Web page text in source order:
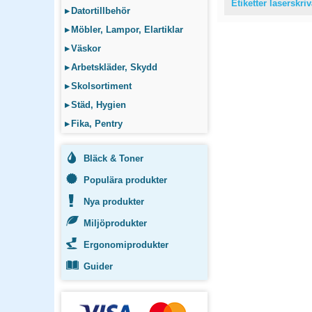
▸ Datortillbehör
▸ Möbler, Lampor, Elartiklar
▸Väskor
▸Arbetskläder, Skydd
▸Skolsortiment
▸Städ, Hygien
▸ Fika, Pentry
Bläck & Toner
Populära produkter
Nya produkter
Miljöprodukter
Ergonomiprodukter
Guider
Etiketter